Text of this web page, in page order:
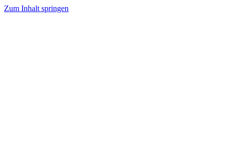
Zum Inhalt springen